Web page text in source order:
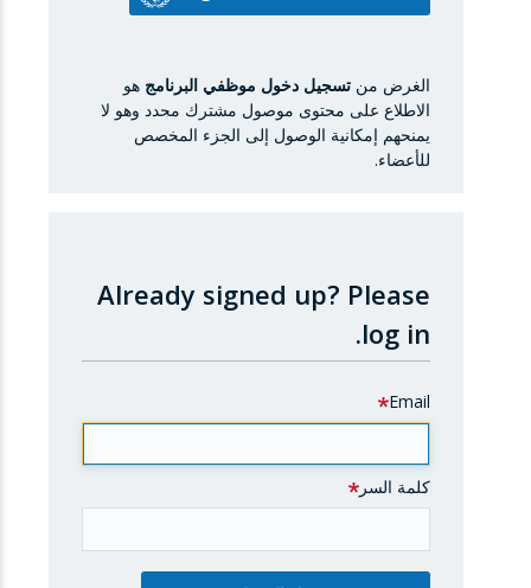
الغرض من تسجيل دخول موظفي البرنامج هو
الاطلاع على محتوى موصول مشترك محدد وهو لا
يمنحهم إمكانية الوصول إلى الجزء المخصص
للأعضاء.
Already signed up? Please
log in.
Email
كلمة السر